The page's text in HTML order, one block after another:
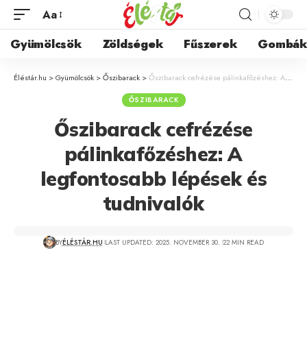
Aa
Gyümölcsök Zöldségek Fűszerek Gombák
Éléstár.hu >Gyümölcsök >Őszibarack >Őszibarack cefrézése pálinkafőzéshez: A legfontosabb lépések és tudnivalók
ŐSZIBARACK
Őszibarack cefrézése
pálinkafőzéshez: A
legfontosabb lépések és
tudnivalók
BYÉLÉSTÁR.HU LAST UPDATED: 2025. NOVEMBER 30. 22 MIN READ